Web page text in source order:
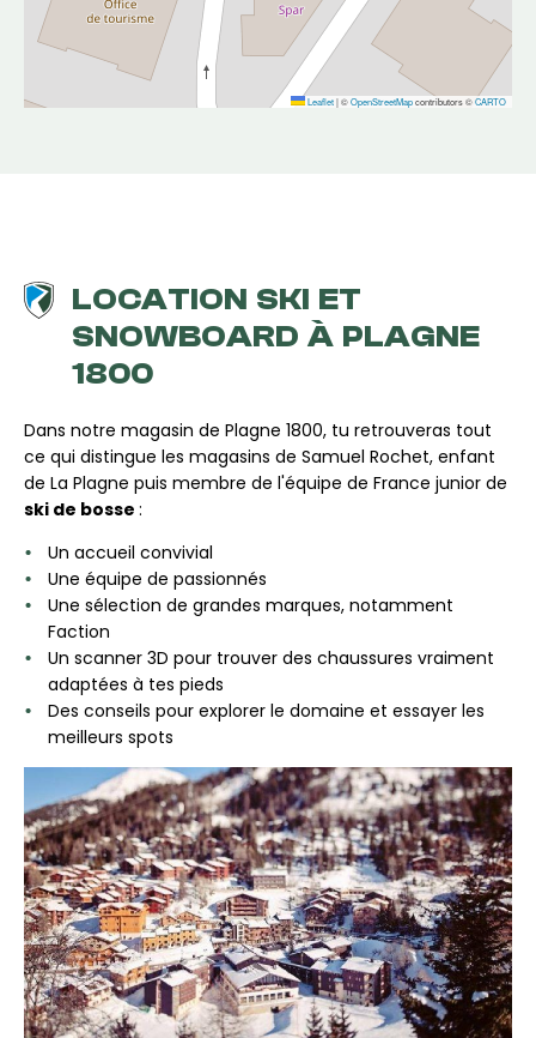
Leaflet|©OpenStreetMapcontributors ©CARTO
LOCATION SKI ET
SNOWBOARD À PLAGNE
1800
Dans notre magasin de Plagne 1800, tu retrouveras tout
ce qui distingue les magasins de Samuel Rochet, enfant
de La Plagne puis membre de l'équipe de France junior de
ski de bosse :
Un accueil convivial
Une équipe de passionnés
Une sélection de grandes marques, notamment
Faction
Un scanner 3D pour trouver des chaussures vraiment
adaptées à tes pieds
Des conseils pour explorer le domaine et essayer les
meilleurs spots